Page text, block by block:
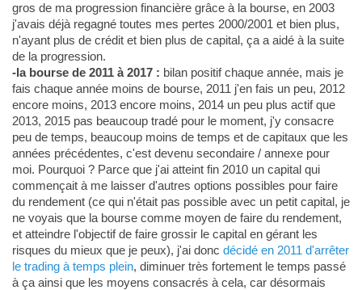
gros de ma progression financière grâce à la bourse, en 2003
j'avais déjà regagné toutes mes pertes 2000/2001 et bien plus,
n'ayant plus de crédit et bien plus de capital, ça a aidé à la suite
de la progression.
-la bourse de 2011 à 2017 : bilan positif chaque année, mais je
fais chaque année moins de bourse, 2011 j'en fais un peu, 2012
encore moins, 2013 encore moins, 2014 un peu plus actif que
2013, 2015 pas beaucoup tradé pour le moment, j'y consacre
peu de temps, beaucoup moins de temps et de capitaux que les
années précédentes, c'est devenu secondaire / annexe pour
moi. Pourquoi ? Parce que j'ai atteint fin 2010 un capital qui
commençait à me laisser d'autres options possibles pour faire
du rendement (ce qui n'était pas possible avec un petit capital, je
ne voyais que la bourse comme moyen de faire du rendement,
et atteindre l'objectif de faire grossir le capital en gérant les
risques du mieux que je peux), j'ai donc décidé en 2011 d'arrêter
le trading à temps plein, diminuer très fortement le temps passé
à ça ainsi que les moyens consacrés à cela, car désormais